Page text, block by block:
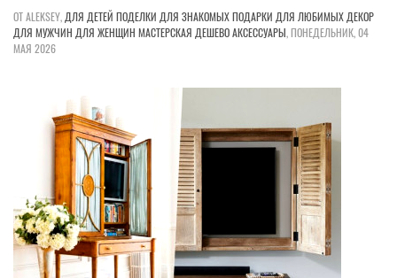
ОТ ALEKSEY, ДЛЯ ДЕТЕЙ ПОДЕЛКИ ДЛЯ ЗНАКОМЫХПОДАРКИ ДЛЯ ЛЮБИМЫХ ДЕКОР
ДЛЯ МУЖЧИН ДЛЯ ЖЕНЩИН МАСТЕРСКАЯ ДЕШЕВОАКСЕССУАРЫ,ПОНЕДЕЛЬНИК, 04
МАЯ 2026